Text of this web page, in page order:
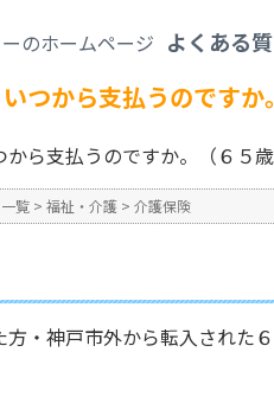
よくある
つから支払うのです
から支払うのですか。（６５
覧 > 福祉・介護 > 介護保険
方・神戸市外から転入された